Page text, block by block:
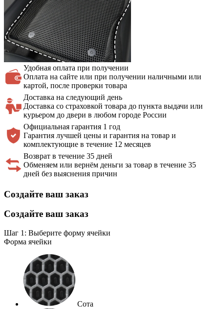
Удобная оплата при получении
Оплата на сайте или при получении наличными или
картой, после проверки товара
Доставка на следующий день
Доставка со страховкой товара до пункта выдачи или
курьером до двери в любом городе России
Официальная гарантия 1 год
Гарантия лучшей цены и гарантия на товар и
комплектующие в течение 12 месяцев
Возврат в течение 35 дней
Обменяем или вернём деньги за товар в течение 35
дней без выяснения причин
Создайте ваш заказ
Создайте ваш заказ
Шаг 1: Выберите форму ячейки
Форма ячейки
Сота